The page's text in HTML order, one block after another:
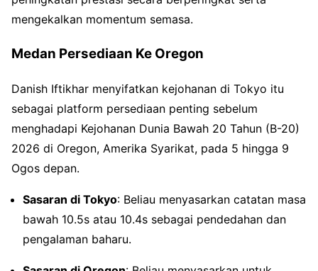
mengekalkan momentum semasa.
Medan Persediaan Ke Oregon
Danish Iftikhar menyifatkan kejohanan di Tokyo itu
sebagai platform persediaan penting sebelum
menghadapi Kejohanan Dunia Bawah 20 Tahun (B-20)
2026 di Oregon, Amerika Syarikat, pada 5 hingga 9
Ogos depan.
Sasaran di Tokyo: Beliau menyasarkan catatan masa
bawah 10.5s atau 10.4s sebagai pendedahan dan
pengalaman baharu.